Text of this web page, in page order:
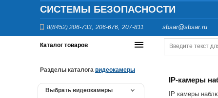
СИСТЕМЫ БЕЗОПАСНОСТИ
8(8452) 206-733, 206-676, 207-811 sbsar@sbsar.ru
Каталог товаров
IP-камеры
IP камеры
Разделы каталога видеокамеры
Выбрать видеокамеры